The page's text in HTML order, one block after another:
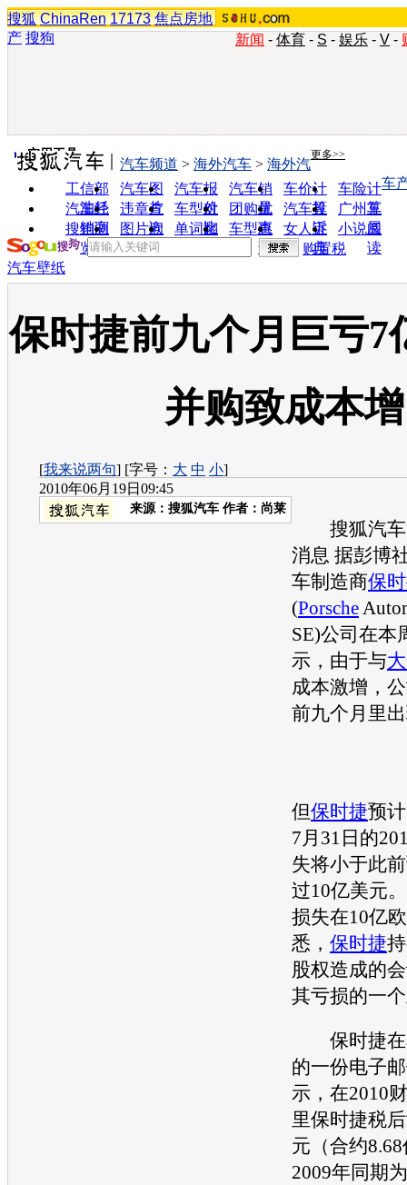
搜狐 ChinaRen 17173 焦点房地
产 搜狗 新闻 - 体育 - S - 娱乐 - V -
实用工具 更多>>
工信部
油耗
汽车图
片
汽车报
价
汽车销
量
车价计
算
车险计
算
汽车经
销商
违章查
询
车型对
比
团购优
惠
汽车投
诉
广州车
展
搜狗浏
览器
图片欣
赏
单词翻
车型查
询
女人宝
典
小说阅
读
汽车频道 > 海外汽车 > 海外汽
车
购置税
汽车壁纸
保时捷前九个月巨亏7
并购致成本增
[我来说两句] [字号： 大 中 小]
2010年06月19日09:45
来源： 搜狐汽车 作者：尚莱
搜狐汽车
消息 据彭博
车制造商保
(Porsche
SE)公司在本
示，由于与
成本激增，
前九个月里
但保时捷预
7月31日的
失将小于此
过10亿美元
损失在10亿
悉， 保时捷
股权造成的
其亏损的一
保时捷
的一份电子
示，在2010
里保时捷税
元（合约
2009年同期